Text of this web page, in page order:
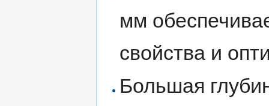
мм
свойства и
Большая